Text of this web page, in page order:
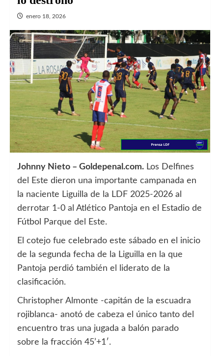
enero 18, 2026
Johnny Nieto – Goldepenal.com. Los Delfines
del Este dieron una importante campanada en
la naciente Liguilla de la LDF 2025-2026 al
derrotar 1-0 al Atlético Pantoja en el Estadio de
Fútbol Parque del Este.
El cotejo fue celebrado este sábado en el inicio
de la segunda fecha de la Liguilla en la que
Pantoja perdió también el liderato de la
clasificación.
Christopher Almonte -capitán de la escuadra
rojiblanca- anotó de cabeza el único tanto del
encuentro tras una jugada a balón parado
sobre la fracción 45’+1′.